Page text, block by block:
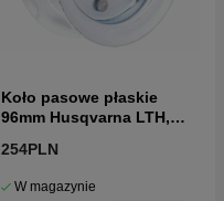
Koło pasowe płaskie
96mm Husqvarna LTH,
254PLN
W magazynie